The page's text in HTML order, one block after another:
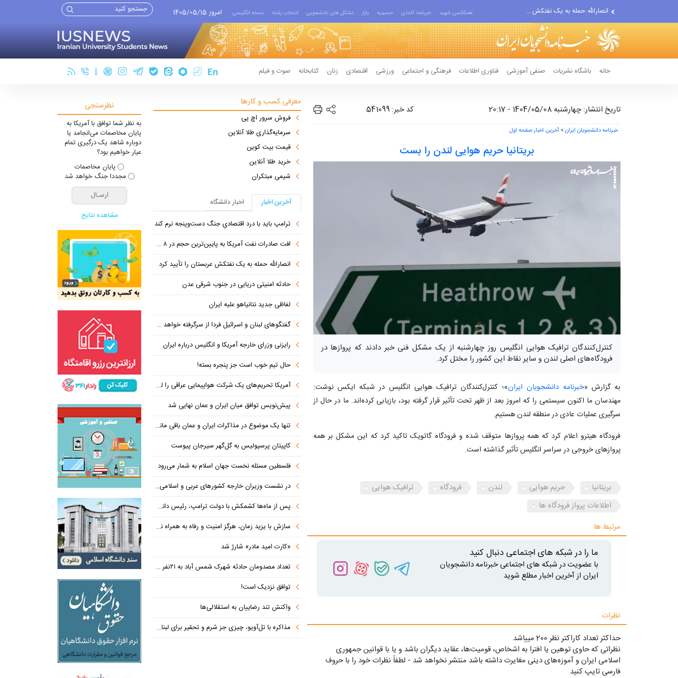
حادثه امنیتی دریایی در جنوب...
لفاظی جدید نتانیاهو علیه ایران
همکلاسی شهید خبرنامه کاغذی حسینیه بازار تشکل های دانشجویی انتخاب رشته نسخه انگلیسی امروز 1405/05/15
خانه باشگاه نشریات صنفی آموزشی فناوری اطلاعات فرهنگی و اجتماعی ورزشی اقتصادی زنان کتابخانه صوت و فیلم
تاریخ انتشار: چهارشنبه 1404/05/08 - 20:17 کد خبر: 541099
خبرنامه دانشجویان ایران> آخرین اخبار صفحه اول
بریتانیا حریم هوایی‌ لندن را بست
کنترل‌کنندگان ترافیک هوایی انگلیس روز چهارشنبه از یک مشکل فنی خبر دادند که پروازها در
فرودگاه‌های اصلی لندن و سایر نقاط این کشور را مختل کرد.
به گزارش «خبرنامه دانشجویان ایران»؛ کنترل‌کنندگان ترافیک هوایی انگلیس در شبکه ایکس نوشت:
مهندسان ما اکنون سیستمی را که امروز بعد از ظهر تحت تأثیر قرار گرفته بود، بازیابی کرده‌اند. ما در حال از
سرگیری عملیات عادی در منطقه لندن هستیم.
فرودگاه هیترو اعلام کرد که همه پروازها متوقف شده و فرودگاه گاتویک تاکید کرد که این مشکل بر همه
پروازهای خروجی در سراسر انگلیس تأثیر گذاشته است.
بریتانیا حریم هوایی لندن فرودگاه
ترافیک هوایی
اطلاعات پرواز فرودگاه ها
مرتبط ها
ما را در شبکه های اجتماعی دنبال کنید
با عضویت در شبکه های اجتماعی خبرنامه دانشجویان
ایران از آخرین اخبار مطلع شوید
نظرات
حداکثر تعداد کاراکتر نظر 200 ميياشد
نظراتی که حاوی توهین یا افترا به اشخاص، قومیت‌ها، عقاید دیگران باشد و یا با قوانین جمهوری
اسلامی ایران و آموزه‌های دینی مغایرت داشته باشد منتشر نخواهد شد - لطفاً نظرات خود را با حروف
فارسی تایپ کنید
معرفی کسب و کارها
فروش سرور اچ پی
سرمایه‌گذاری طلا آنلاین
قیمت بیت کوین
خرید طلا آنلاین
شیمی مبتکران
آخرین اخبار
اخبار دانشگاه
ترامپ باید با درد اقتصادیِ جنگ دست‌و‌پنجه نرم کند
افت صادرات نفت آمریکا به پایین‌ترین حجم در ۸ ماه اخیر
انصارالله حمله به یک نفتکش عربستان را تأیید کرد
حادثه امنیتی دریایی در جنوب شرقی عدن
لفاظی جدید نتانیاهو علیه ایران
گفتگوهای لبنان و اسرائیل فردا از سرگرفته خواهد شد!
رایزنی وزرای خارجه آمریکا و انگلیس درباره ایران
حال تیم خوب است جز پنجره بسته!
آمریکا تحریم‌های یک شرکت هواپیمایی عراقی را لغو کرد
پیش‌نویس توافق میان ایران و عمان نهایی شد
تنها یک موضوع در مذاکرات ایران و عمان باقی مانده است
کاپیتان پرسپولیس به گل‌گهر سیرجان پیوست
فلسطین مسئله نخست جهان اسلام به شمار می‌رود
در نشست وزیران خارجه کشورهای عربی و اسلامی در امان چه گذشت؟
پس از ماه‌ها کشمکش با دولت ترامپ، رئیس دانشگاه براون کنار می‌رود
سازش با یزید زمان، هرگز امنیت و رفاه به همراه نداشته است
«کارت امید مادر» شارژ شد
تعداد مصدومان حادثه شهرک شمس آباد به ۲۱نفر رسید
توافق نزدیک است!
واکنش تند رضاییان به استقلالی‌ها
مذاکره با تل‌آویو، چیزی جز شرم و تحقیر برای لبنان ندارد
نظرسنجی
به نظر شما توافق با آمریکا به
پایان مخاصمات می‌انجامد یا
دوباره شاهد یک درگیری تمام
عیار خواهیم بود؟
پایان مخاصمات
مجددا جنگ خواهد شد
مشاهده نتایج